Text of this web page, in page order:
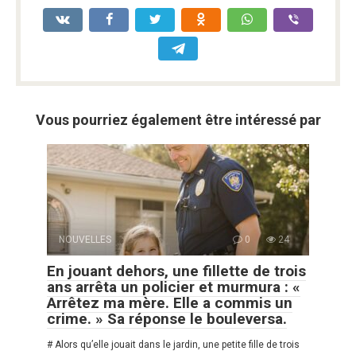
Vous pourriez également être intéressé par
NOUVELLES 0 24
En jouant dehors, une fillette de trois
ans arrêta un policier et murmura : «
Arrêtez ma mère. Elle a commis un
crime. » Sa réponse le bouleversa.
# Alors qu’elle jouait dans le jardin, une petite fille de trois